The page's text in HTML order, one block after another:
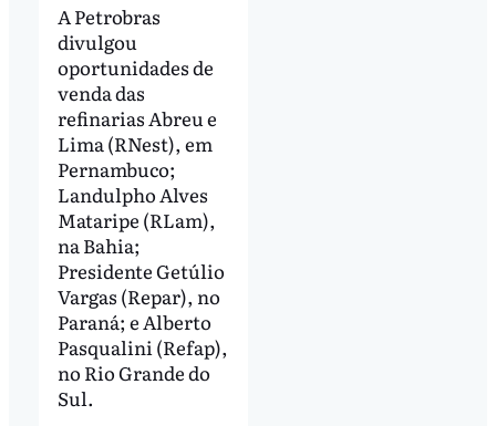
A Petrobras
divulgou
oportunidades de
venda das
refinarias Abreu e
Lima (RNest), em
Pernambuco;
Landulpho Alves
Mataripe (RLam),
na Bahia;
Presidente Getúlio
Vargas (Repar), no
Paraná; e Alberto
Pasqualini (Refap),
no Rio Grande do
Sul.